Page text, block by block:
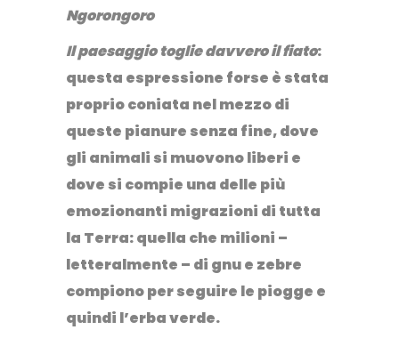
Ngorongoro
Il paesaggio toglie davvero il fiato:
questa espressione forse è stata
proprio coniata nel mezzo di
queste pianure senza fine, dove
gli animali si muovono liberi e
dove si compie una delle più
emozionanti migrazioni di tutta
la Terra: quella che milioni –
letteralmente – di gnu e zebre
compiono per seguire le piogge e
quindi l’erba verde.